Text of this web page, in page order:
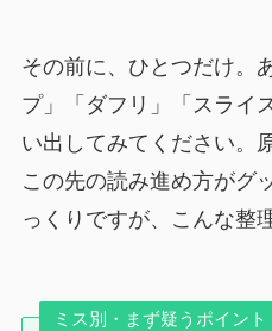
その前に、ひとつだけ。
プ」「ダフリ」「スライ
い出してみてください。
この先の読み進め方がグ
っくりですが、こんな整
ミス別・まず疑うポイント